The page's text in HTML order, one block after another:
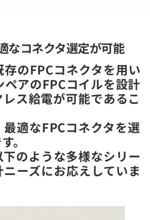
なコネクタ選定が可能
のFPCコネクタを用い
アのFPCコイルを設計
ス給電が可能であるこ
適なFPCコネクタを選
。
のような多様なシリー
ーズにお応えしていま